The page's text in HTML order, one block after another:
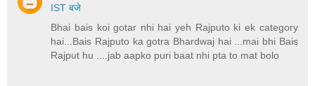
IST बजे
Bhai bais koi gotar nhi hai yeh Rajputo ki ek category
hai...Bais Rajputo ka gotra Bhardwaj hai ...mai bhi Bais
Rajput hu ....jab aapko puri baat nhi pta to mat bolo